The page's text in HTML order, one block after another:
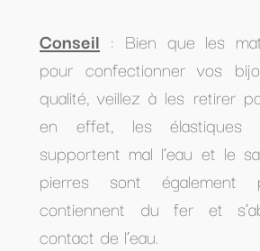
Conseil : Bien que les
pour confectionner vos
qualité, veillez à les retirer
en effet, les
supportent mal l’eau et le
pierres sont également
contiennent du fer et
contact de l’eau.